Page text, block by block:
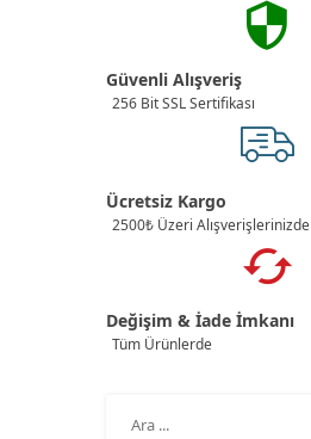
Güvenli Alışveriş
256 Bit SSL Sertifikası
Ücretsiz Kargo
2500₺ Üzeri Alışverişlerinizde
Değişim & İade İmkanı
Tüm Ürünlerde